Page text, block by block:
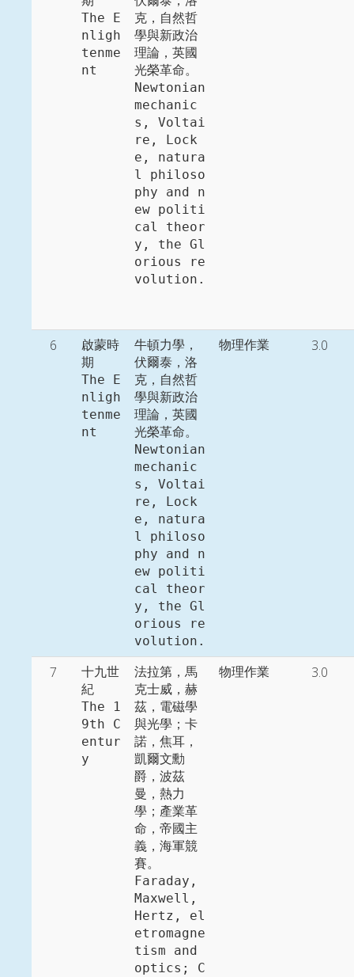
The E
nligh
tenme
nt
克，自然哲
學與新政治
理論，英國
光榮革命。
Newtonian
mechanic
s, Voltai
re, Lock
e, natura
l philoso
phy and n
ew politi
cal theor
y, the Gl
orious re
6
啟蒙時
期
The E
nligh
tenme
nt
牛頓力學，
伏爾泰，洛
克，自然哲
學與新政治
理論，英國
光榮革命。
Newtonian
mechanic
s, Voltai
re, Lock
e, natura
l philoso
phy and n
ew politi
cal theor
y, the Gl
orious re
物理作業 3.0
7
十九世
紀
The 1
9th C
entur
y
法拉第，馬
克士威，赫
茲，電磁學
與光學；卡
諾，焦耳，
凱爾文勳
爵，波茲
曼，熱力
學；產業革
命，帝國主
義，海軍競
賽。
Faraday,
Maxwell,
Hertz, el
etromagne
tism and
optics; C
物理作業 3.0